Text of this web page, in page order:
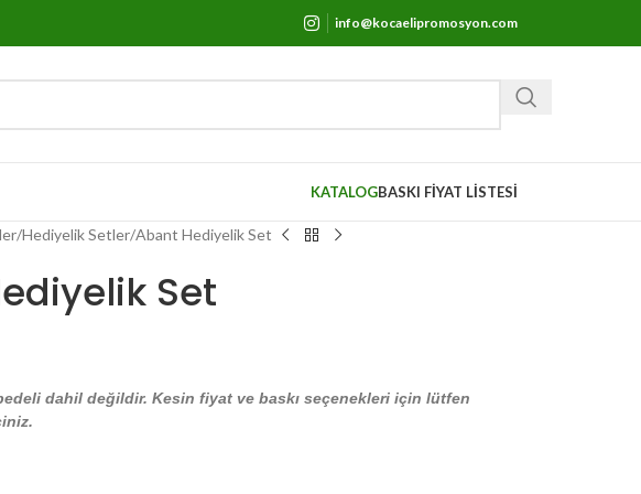
info@kocaelipromosyon.com
KATALOGBASKI FİYAT LİSTESİ
Hediyelik Setler Abant Hediyelik Set
Set
bedeli dahil değildir. Kesin fiyat ve baskı seçenekleri için lütfen